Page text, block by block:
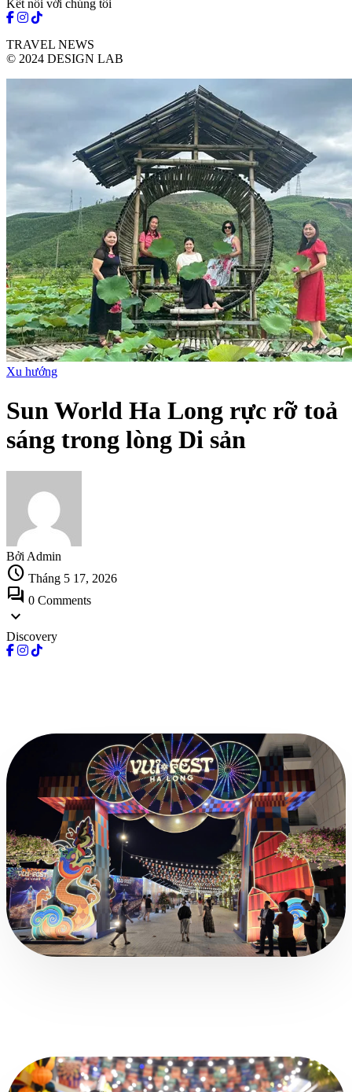
Kết nối với chúng tôi
TRAVEL NEWS
© 2024 DESIGN LAB
Xu hướng
Sun World Ha Long rực rỡ toả
sáng trong lòng Di sản
Bởi Admin
schedule Tháng 5 17, 2026
forum 0 Comments
expand_more
Discovery